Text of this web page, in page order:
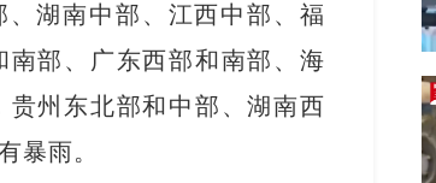
湖南中部、江西中部、福
部、广东西部和南部、海
州东北部和中部、湖南西
暴雨。